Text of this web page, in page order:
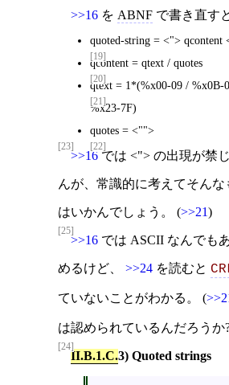
>>16 を ABNF で書き直す
[19]
quoted-string = <"> qcontent
[20]
qcontent = qtext / quotes
[21]
qtext = 1*(%x00-09 / %x0B-
%x23-7F)
[22]
quotes = <"">
[23]
>>16 では <"> の出現が禁
んが、常識的に考えてそんな
はいかんでしょう。 (>>21)
[25]
>>16 では ASCII なんでも
めるけど、 >>24 を読むと
ていないことがわかる。 (
は認められているんだろうか
[24]
II.B.1.C.3) Quoted strings